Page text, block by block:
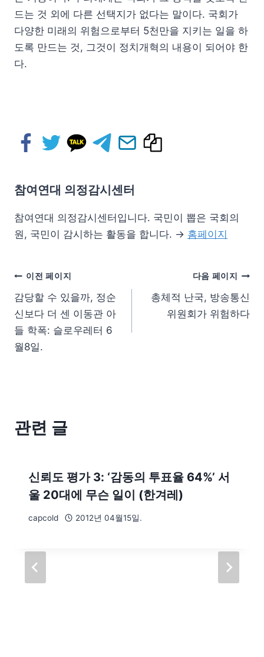
드는 것 외에 다른 선택지가 없다는 말이다. 국회가
다양한 미래의 위험으로부터 5천만을 지키는 일을 하
도록 만드는 것, 그것이 정치개혁의 내용이 되어야 한
다.
참여연대 의정감시센터
참여연대 의정감시센터입니다. 국민이 뽑은 국회의
원, 국민이 감시하는 활동을 합니다. → 홈페이지
이전 페이지
감당할 수 있을까, 정순
신보다 더 센 이동관 아
들 학폭: 슬로우레터 6
월8일.
다음 페이지
총체적 난국, 방송통신
위원회가 위험하다
관련 글
신뢰도 평가 3: ‘감동의 투표율 64%’ 서
울 20대에 무슨 일이 (한겨레)
capcold 2012년 04월15일.